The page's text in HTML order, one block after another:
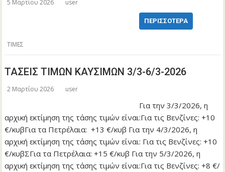
5 Μαρτίου 2026 user
ΠΕΡΙΣΣΌΤΕΡΑ
ΤΙΜΕΣ
ΤΑΣΕΙΣ ΤΙΜΩΝ ΚΑΥΣΙΜΩΝ 3/3-6/3-2026
2 Μαρτίου 2026 user
Για την 3/3/2026, η
αρχική εκτίμηση της τάσης τιμών είναι:Για τις Βενζίνες: +10
€/κυβΓια τα Πετρέλαια: +13 €/κυβ Για την 4/3/2026, η
αρχική εκτίμηση της τάσης τιμών είναι: Για τις Βενζίνες: +10
€/κυβΣΓια τα Πετρέλαια: +15 €/κυβ Για την 5/3/2026, η
αρχική εκτίμηση της τάσης τιμών είναι:Για τις Βενζίνες: +8 €/